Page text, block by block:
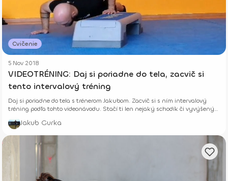
Cvičenie
5 Nov 2018
VIDEOTRÉNING: Daj si poriadne do tela, zacvič si
tento intervalový tréning
Daj si poriadne do tela s trénerom Jakubom. Zacvič si s ním intervalový
tréning podľa tohto videonávodu. Stačí ti len nejaký schodík či vyvýšený
Jakub Gurka